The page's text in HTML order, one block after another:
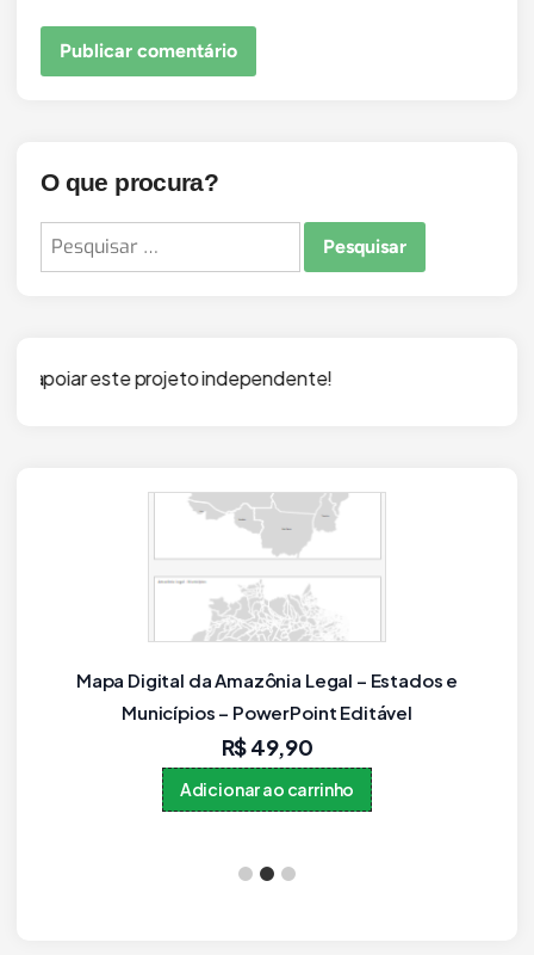
O que procura?
Pesquisar
por:
Município Paraná como objetos editáveis
(IBGE 2021, Novo!)
R$59,90
Adicionar ao carrinho